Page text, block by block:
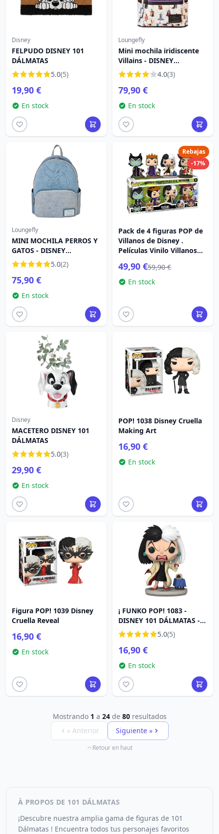
Disney
FELPUDO DISNEY 101
DÁLMATAS
5.0(5)
19,90 €
En stock
Loungefly
Mini mochila iridiscente
Villains - DISNEY
LOUNGEFLY4.0(3)
79,90 €
En stock
Loungefly
MINI MOCHILA PERROS Y
GATOS - DISNEY
LOUNGEFLY5.0(2)
75,90 €
En stock
Rebajas
-17%
Pack de 4 figuras POP de
Villanos de Disney .
Películas Vinilo Villanos
49,90 €59,90 €
En stock
Disney
MACETERO DISNEY 101
DÁLMATAS
5.0(3)
29,90 €
En stock
POP! 1038 Disney Cruella
Making Art
16,90 €
En stock
Figura POP! 1039 Disney
Cruella Reveal
16,90 €
En stock
¡ FUNKO POP! 1083 -
DISNEY 101 DÁLMATAS -
CRUELLA
5.0(5)
16,90 €
En stock
Mostrando 1 a 24de 80resultados
« Anterior
Siguiente »
Retour en haut
À PROPOS DE 101 DÁLMATAS
¡Descubre nuestra amplia gama de figuras de 101
Dálmatas ! Encuentra todos tus personajes favoritos